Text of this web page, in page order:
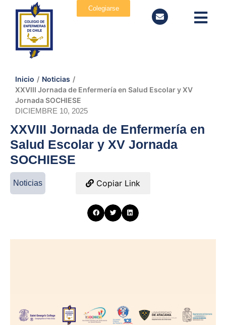
Colegiarse
Inicio / Noticias /
XXVIII Jornada de Enfermería en Salud Escolar y XV
Jornada SOCHIESE
DICIEMBRE 10, 2025
XXVIII Jornada de Enfermería en
Salud Escolar y XV Jornada
SOCHIESE
Noticias Copiar Link